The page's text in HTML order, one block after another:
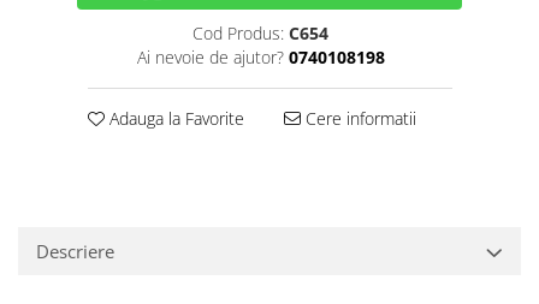
Cod Produs: C654
Ai nevoie de ajutor? 0740108198
Adauga la Favorite Cere informatii
Descriere